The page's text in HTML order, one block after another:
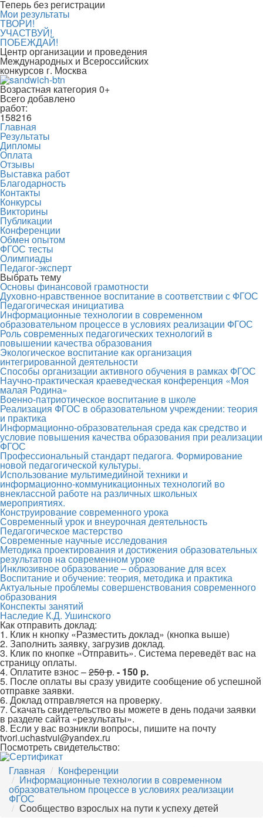
Теперь без регистрации
Мои результаты
ТВОРИ!
УЧАСТВУЙ!
ПОБЕЖДАЙ!
Центр организации и проведения
Международных и Всероссийских
конкурсов г. Москва
Возрастная категория 0+
Всего добавлено
работ:
158216
Главная
Результаты
Дипломы
Оплата
Отзывы
Выставка работ
Благодарность
Контакты
Конкурсы
Викторины
Публикации
Конференции
Обмен опытом
ФГОС тесты
Олимпиады
Педагог-эксперт
Выбрать тему
Основы финансовой грамотности
Духовно-нравственное воспитание в соответствии с ФГОС
Педагогическая инициатива
Информационные технологии в современном
образовательном процессе в условиях реализации ФГОС
Роль современных педагогических технологий в
повышении качества образования
Экологическое воспитание как организация
интегрированной деятельности
Способы организации активного обучения в рамках ФГОС
Научно-практическая краеведческая конференция «Моя
малая Родина»
Военно-патриотическое воспитание в школе
Реализация ФГОС в образовательном учреждении: теория
и практика
Информационно-образовательная среда как средство и
условие повышения качества образования при реализации
ФГОС
Профессиональный стандарт педагога. Формирование
новой педагогической культуры.
Использование мультимедийной техники и
информационно-коммуникационных технологий во
внеклассной работе на различных школьных
мероприятиях.
Конструирование современного урока
Современный урок и внеурочная деятельность
Педагогическое мастерство
Современные научные исследования
Методика проектирования и достижения образовательных
результатов на современном уроке
Инклюзивное образование – образование для всех
Воспитание и обучение: теория, методика и практика
Актуальные проблемы совершенствования современного
образования
Конспекты занятий
Наследие К.Д. Ушинского
Как отправить доклад:
1. Клик н кнопку «Разместить доклад» (кнопка выше)
2. Заполнить заявку, загрузив доклад.
3. Клик по кнопке «Отправить». Система переведёт вас на
страницу оплаты.
4. Оплатите взнос –250 р. - 150 р.
5. После оплаты вы сразу увидите сообщение об успешной
отправке заявки.
6. Доклад отправляется на проверку.
7. Скачать свидетельство вы можете в день подачи заявки
в разделе сайта «результаты».
8. Если у вас возникли вопросы, пишите на почту
tvori.uchastvui@yandex.ru
Посмотреть свидетельство:
Главная
Конференции
Информационные технологии в современном
образовательном процессе в условиях реализации
ФГОС
Сообщество взрослых на пути к успеху детей